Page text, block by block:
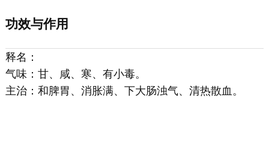
功效与作用
释名：
气味：甘、咸、寒、有小毒。
主治：和脾胃、消胀满、下大肠浊气、清热散血。